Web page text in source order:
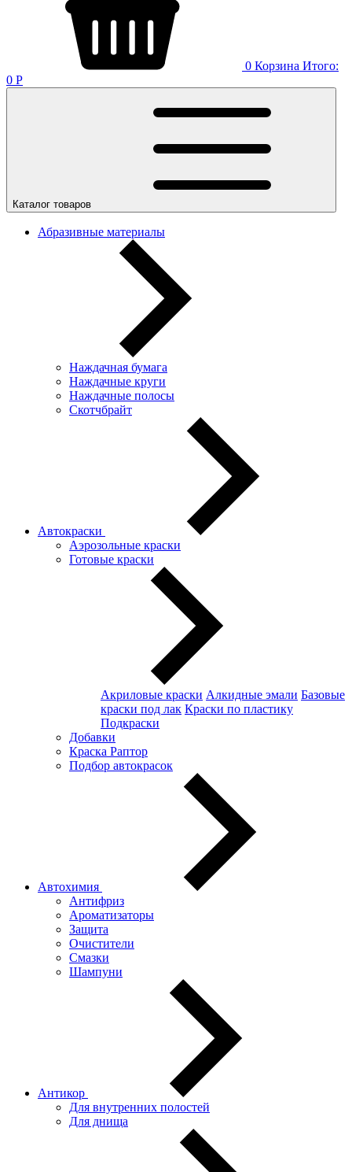
0 Корзина Итого:
0 Р
Каталог товаров
Абразивные материалы
Наждачная бумага
Наждачные круги
Наждачные полосы
Скотчбрайт
Автокраски
Аэрозольные краски
Готовые краски
Акриловые краски Алкидные эмали Базовые
краски под лак Краски по пластику
Подкраски
Добавки
Краска Раптор
Подбор автокрасок
Автохимия
Антифриз
Ароматизаторы
Защита
Очистители
Смазки
Шампуни
Антикор
Для внутренних полостей
Для днища